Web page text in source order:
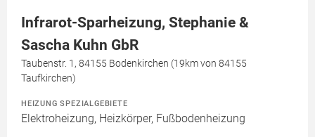
Infrarot-Sparheizung, Stephanie &
Sascha Kuhn GbR
Taubenstr. 1, 84155 Bodenkirchen (19km von 84155
Taufkirchen)
HEIZUNG SPEZIALGEBIETE
Elektroheizung, Heizkörper, Fußbodenheizung